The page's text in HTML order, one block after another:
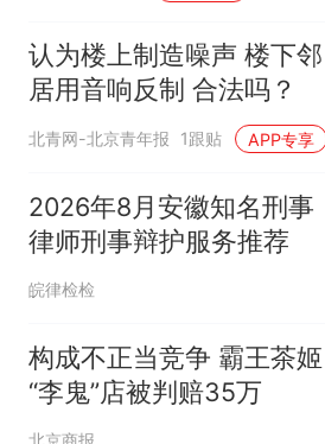
认为楼上制造噪声 楼下邻
居用音响反制 合法吗？
北青网-北京青年报 1跟贴 APP专享
2026年8月安徽知名刑事
律师刑事辩护服务推荐
皖律检检
构成不正当竞争 霸王茶姬
“李鬼”店被判赔35万